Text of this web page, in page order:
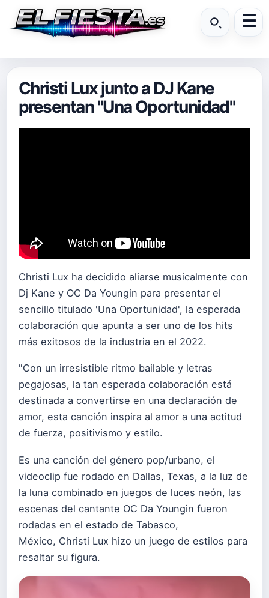
Christi Lux junto a DJ Kane
presentan "Una Oportunidad"
Christi Lux ha decidido aliarse musicalmente con
Dj Kane y OC Da Youngin para presentar el
sencillo titulado 'Una Oportunidad', la esperada
colaboración que apunta a ser uno de los hits
más exitosos de la industria en el 2022.
"Con un irresistible ritmo bailable y letras
pegajosas, la tan esperada colaboración está
destinada a convertirse en una declaración de
amor, esta canción inspira al amor a una actitud
de fuerza, positivismo y estilo.
Es una canción del género pop/urbano, el
videoclip fue rodado en Dallas, Texas, a la luz de
la luna combinado en juegos de luces neón, las
escenas del cantante OC Da Youngin fueron
rodadas en el estado de Tabasco,
México, Christi Lux hizo un juego de estilos para
resaltar su figura.